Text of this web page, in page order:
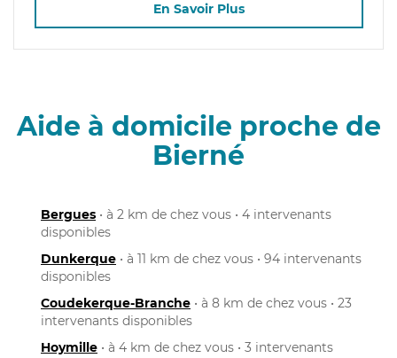
En Savoir Plus
Aide à domicile proche de
Bierné
Bergues • à 2 km de chez vous • 4 intervenants
disponibles
Dunkerque • à 11 km de chez vous • 94 intervenants
disponibles
Coudekerque-Branche • à 8 km de chez vous • 23
intervenants disponibles
Hoymille • à 4 km de chez vous • 3 intervenants